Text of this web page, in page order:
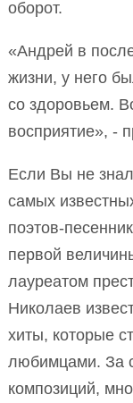
оборот.
«Андрей в
жизни, у него
со здоровьем.
восприятие», -
Если Вы не
самых
поэтов-
первой
лауреатом
Николаев
хиты, которые
любимцами. За
композиций,